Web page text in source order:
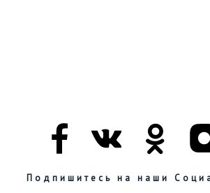
Подпишитесь на наши